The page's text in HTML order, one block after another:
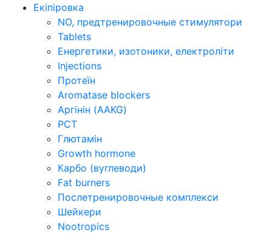
Екіпіровка
NO, предтренировочные стимулятори
Tablets
Енергетики, изотоники, електроліти
Injections
Протеїн
Aromatase blockers
Аргінін (AAKG)
PCT
Глютамін
Growth hormone
Карбо (вуглеводи)
Fat burners
Послетренировочные комплекси
Шейкери
Nootropics